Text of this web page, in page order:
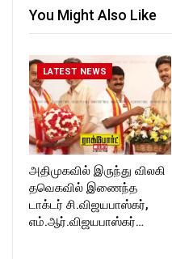
https://www.instagram.com/ro
ckforttimes/
https://twitter.com/ROCKFOR
T_TIMESC
You Might Also Like
LATEST NEWS
அதிமுகவில் இருந்து விலகி
தவெகவில் இணைந்த
டாக்டர் சி.விஜயபாஸ்கர்,
எம்.ஆர்.விஜயபாஸ்கர்…